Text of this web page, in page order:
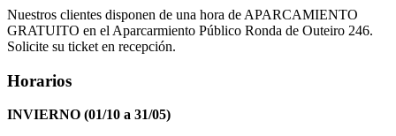
Nuestros clientes disponen de una hora de APARCAMIENTO
GRATUITO en el Aparcarmiento Público Ronda de Outeiro 246.
Solicite su ticket en recepción.
Horarios
INVIERNO (01/10 a 31/05)